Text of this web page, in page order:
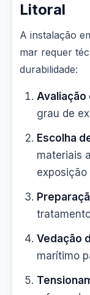
Litoral
A instalação
mar requer
durabilidade:
Avaliação
grau de
Escolha
materiais
exposição
Vedação
marítimo